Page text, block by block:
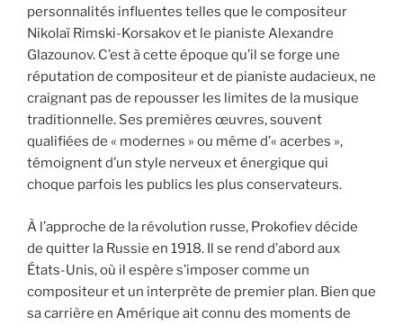
personnalités influentes telles que le compositeur
Nikolaï Rimski-Korsakov et le pianiste Alexandre
Glazounov. C’est à cette époque qu’il se forge une
réputation de compositeur et de pianiste audacieux, ne
craignant pas de repousser les limites de la musique
traditionnelle. Ses premières œuvres, souvent
qualifiées de « modernes » ou même d’« acerbes »,
témoignent d’un style nerveux et énergique qui
choque parfois les publics les plus conservateurs.
À l’approche de la révolution russe, Prokofiev décide
de quitter la Russie en 1918. Il se rend d’abord aux
États-Unis, où il espère s’imposer comme un
compositeur et un interprète de premier plan. Bien que
sa carrière en Amérique ait connu des moments de